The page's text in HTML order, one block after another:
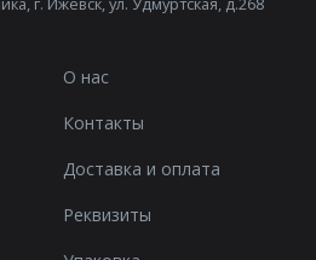
О нас
Контакты
Доставка и оплата
Реквизиты